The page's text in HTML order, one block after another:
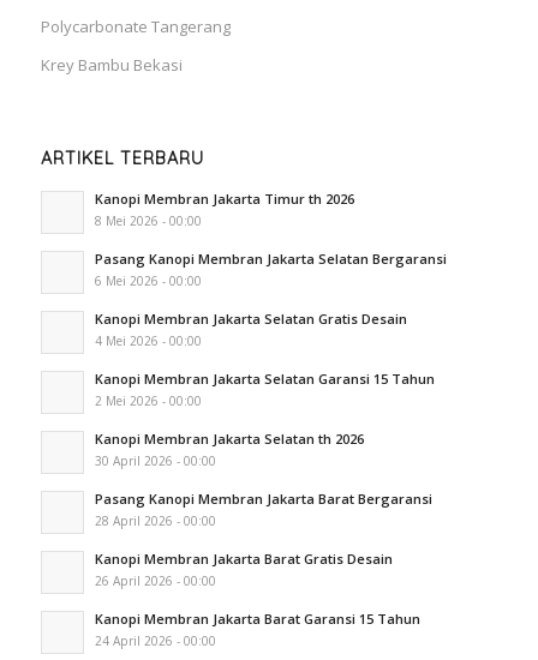
Polycarbonate Tangerang
Krey Bambu Bekasi
ARTIKEL TERBARU
Kanopi Membran Jakarta Timur th 2026
8 Mei 2026 - 00:00
Pasang Kanopi Membran Jakarta Selatan Bergaransi
6 Mei 2026 - 00:00
Kanopi Membran Jakarta Selatan Gratis Desain
4 Mei 2026 - 00:00
Kanopi Membran Jakarta Selatan Garansi 15 Tahun
2 Mei 2026 - 00:00
Kanopi Membran Jakarta Selatan th 2026
30 April 2026 - 00:00
Pasang Kanopi Membran Jakarta Barat Bergaransi
28 April 2026 - 00:00
Kanopi Membran Jakarta Barat Gratis Desain
26 April 2026 - 00:00
Kanopi Membran Jakarta Barat Garansi 15 Tahun
24 April 2026 - 00:00